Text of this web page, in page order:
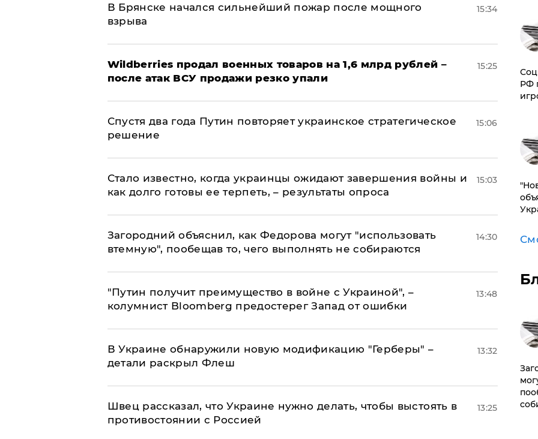
В Брянске начался сильнейший пожар после мощного
взрыва
15:34
​Wildberries продал военных товаров на 1,6 млрд рублей –
после атак ВСУ продажи резко упали
15:25
Спустя два года Путин повторяет украинское стратегическое
решение
15:06
Стало известно, когда украинцы ожидают завершения войны и
как долго готовы ее терпеть, – результаты опроса
15:03
Загородний объяснил, как Федорова могут "использовать
втемную", пообещав то, чего выполнять не собираются
14:30
"Путин получит преимущество в войне с Украиной", –
колумнист Bloomberg предостерег Запад от ошибки
13:48
В Украине обнаружили новую модификацию "Герберы" –
детали раскрыл Флеш
13:32
Швец рассказал, что Украине нужно делать, чтобы выстоять в
противостоянии с Россией
13:25
РФ